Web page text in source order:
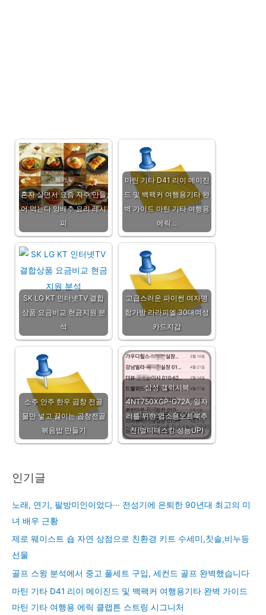
혼자 살면서 요즘 자주 만들
어 먹는다 양배추 요리 레시
피
마틴 기타 D41 리이 메이진
드 및 백팩커 여행용기타 완
벽 가이드 마틴 기타 여행용
에릭…
SK LG KT 인터넷TV 결합
상품 요금비교 현금지원 분
석
고급스러운 파이썬 여자명
함가방 라라피엘 30대여성
카드지갑
소주 안주 한우 곱창 전골
물만 넣고 끓이는 곱창전골
볶음밥 만들기
삼성 갤럭시북
4NT750XGP-G72A, 일자
러를 위한 업소용노트북추
천(멀티태스킹 성능UP)
인기글
노래, 연기, 팔방미인이었다··· 전성기에 은퇴한 90년대 최고의 미
녀 배우 근황
제로 웨이스트 숍 자연 상점으로 친환경 키트 수세미,칫솔,비누등
선물
골프 스윙 분석에서 중고 풀세트 구입, 세컨드 골프 완벽했습니다
마틴 기타 D41 리이 메이진드 및 백팩커 여행용기타 완벽 가이드
마틴 기타 여행용 에릭 클랩튼 스트링 시그니처